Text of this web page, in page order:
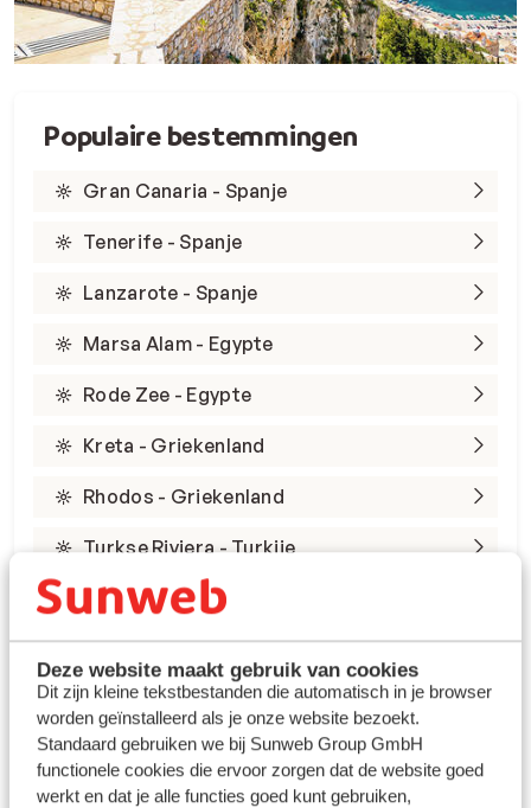
Deze website maakt gebruik van cookies
Dit zijn kleine tekstbestanden die automatisch in je browser
worden geïnstalleerd als je onze website bezoekt.
Standaard gebruiken we bij Sunweb Group GmbH
functionele cookies die ervoor zorgen dat de website goed
werkt en dat je alle functies goed kunt gebruiken,
Populaire bestemmingen
Gran Canaria - Spanje
Tenerife - Spanje
Lanzarote - Spanje
Marsa Alam - Egypte
Rode Zee - Egypte
Kreta - Griekenland
Rhodos - Griekenland
Turkse Riviera - Turkije
Winterzon Egypte: all-in
vanaf €599 p.p.